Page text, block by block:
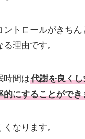
トロールがきちん
理由です。
時間は代謝を良く
的にすることができ
なります。